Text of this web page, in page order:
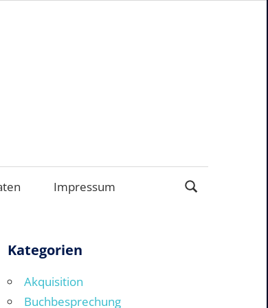
Impressum
Kategorien
Akquisition
Buchbesprechung